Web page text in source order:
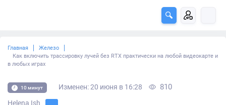
Главная
Железо
Как включить трассировку лучей без RTX практически на любой видеокарте и
в любых играх
10 минут Изменен: 20 июня в 16:28 810
Helena Ish